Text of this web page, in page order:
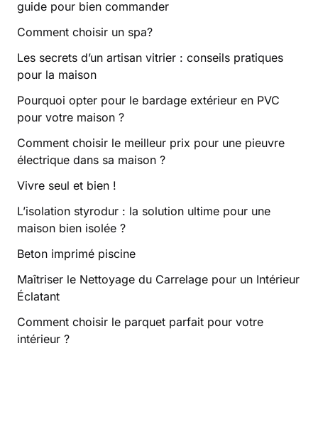
guide pour bien commander
Comment choisir un spa?
Les secrets d’un artisan vitrier : conseils pratiques
pour la maison
Pourquoi opter pour le bardage extérieur en PVC
pour votre maison ?
Comment choisir le meilleur prix pour une pieuvre
électrique dans sa maison ?
Vivre seul et bien !
L’isolation styrodur : la solution ultime pour une
maison bien isolée ?
Beton imprimé piscine
Maîtriser le Nettoyage du Carrelage pour un Intérieur
Éclatant
Comment choisir le parquet parfait pour votre
intérieur ?